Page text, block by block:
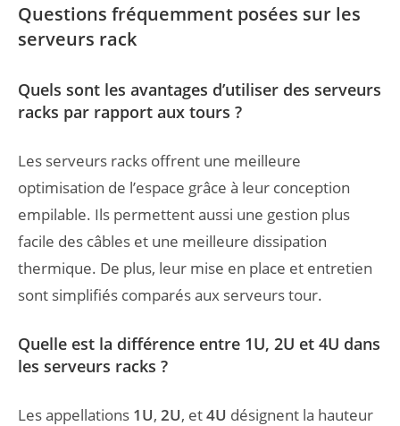
Questions fréquemment posées sur les
serveurs rack
Quels sont les avantages d’utiliser des serveurs
racks par rapport aux tours ?
Les serveurs racks offrent une meilleure
optimisation de l’espace grâce à leur conception
empilable. Ils permettent aussi une gestion plus
facile des câbles et une meilleure dissipation
thermique. De plus, leur mise en place et entretien
sont simplifiés comparés aux serveurs tour.
Quelle est la différence entre 1U, 2U et 4U dans
les serveurs racks ?
Les appellations 1U, 2U, et4U désignent la hauteur